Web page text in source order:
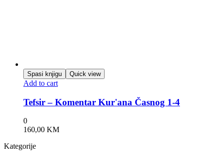
Spasi knjigu Quick view
Add to cart
Tefsir – Komentar Kur'ana Časnog 1-4
0
160,00 KM
Kategorije